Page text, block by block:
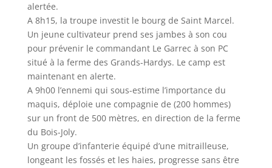
alertée.
A 8h15, la troupe investit le bourg de Saint Marcel.
Un jeune cultivateur prend ses jambes à son cou
pour prévenir le commandant Le Garrec à son PC
situé à la ferme des Grands-Hardys. Le camp est
maintenant en alerte.
A 9h00 l’ennemi qui sous-estime l’importance du
maquis, déploie une compagnie de (200 hommes)
sur un front de 500 mètres, en direction de la ferme
du Bois-Joly.
Un groupe d’infanterie équipé d’une mitrailleuse,
longeant les fossés et les haies, progresse sans être